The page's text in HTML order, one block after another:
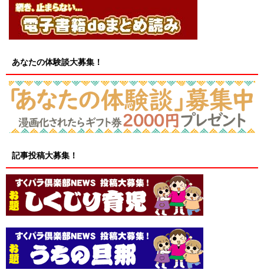
あなたの体験談大募集！
記事投稿大募集！